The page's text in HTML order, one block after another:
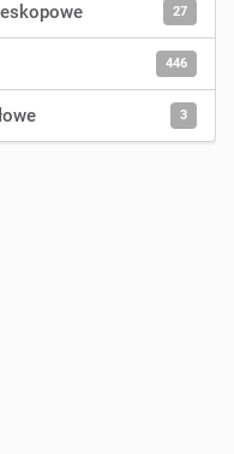
27
446
3